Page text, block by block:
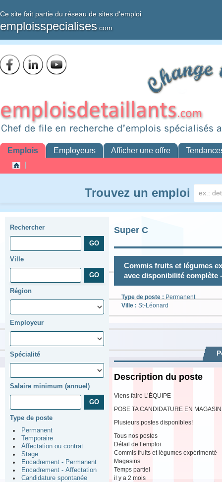
Ce site fait partie du réseau de sites d'emploi
emploisspecialises .com
Emplois Employeurs Afficher une offre
Trouvez un emploi
Rechercher
Ville
Région
Employeur
Spécialité
Salaire minimum (annuel)
Type de poste
Permanent
Temporaire
Affectation ou contrat
Stage
Encadrement - Permanent
Encadrement - Affectation
Candidature spontanée
Super C
Commis fruits et légumes
avec disponibilité complète
Type de poste :Permanent
Ville : St-Léonard
Description du poste
Viens faire L’ÉQUIPE
POSE TA CANDIDATURE EN
Plusieurs postes disponibles!
Tous nos postes
Détail de l’emploi
Commis fruits et légumes expérimenté
Magasins
Temps partiel
il y a 2 mois